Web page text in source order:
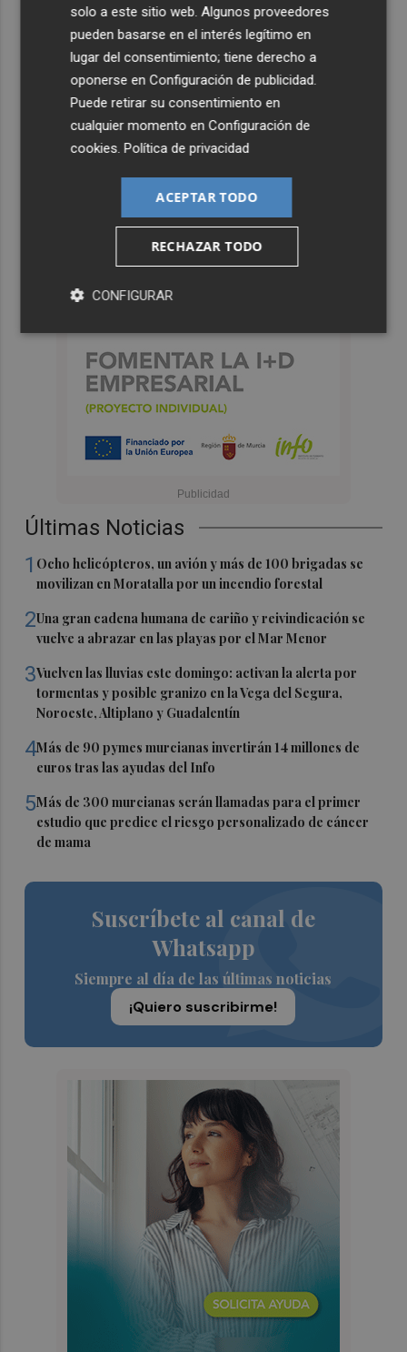
Últimas Noticias
1 Ocho helicópteros, un avión y más de 100 brigadas se
movilizan en Moratalla por un incendio forestal
2Una gran cadena humana de cariño y reivindicación se
vuelve a abrazar en las playas por el Mar Menor
3Vuelven las lluvias este domingo: activan la alerta por
tormentas y posible granizo en la Vega del Segura,
Noroeste, Altiplano y Guadalentín
4Más de 90 pymes murcianas invertirán 14 millones de
euros tras las ayudas del Info
5Más de 300 murcianas serán llamadas para el primer
estudio que predice el riesgo personalizado de cáncer
de mama
Suscríbete al canal de
Whatsapp
Siempre al día de las últimas noticias
¡Quiero suscribirme!
solo a este sitio web. Algunos proveedores
pueden basarse en el interés legítimo en
lugar del consentimiento; tiene derecho a
oponerse enConfiguración de publicidad.
Puede retirar su consentimiento en
cualquier momento enConfiguración de
cookies.Política de privacidad
ACEPTAR TODO
RECHAZAR TODO
CONFIGURAR